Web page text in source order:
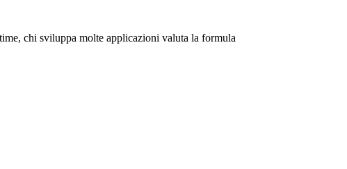
, chi sviluppa molte applicazioni valuta la formula